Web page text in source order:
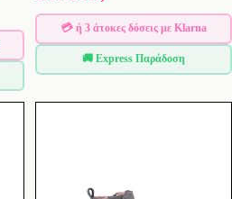
💳 ή 3 άτοκες δόσεις με Klarna
🚚 Express Παράδοση